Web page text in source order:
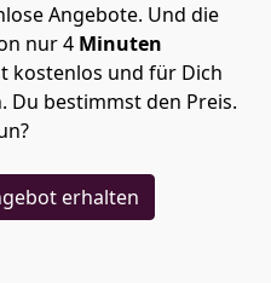
Angebote. Und die
nur4 Minuten
kostenlos und für Dich
bestimmst den Preis.
erhalten